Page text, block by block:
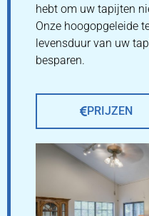
hebt om uw tapijten
Onze hoogopgeleide
levensduur van uw
besparen.
PRIJZEN